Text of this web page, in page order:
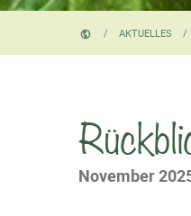
AKTUELLES
November